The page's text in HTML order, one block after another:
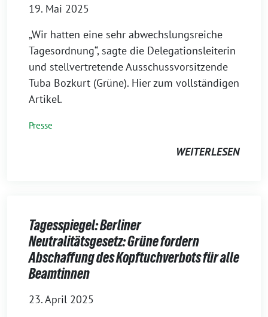
19. Mai 2025
„Wir hatten eine sehr abwechslungsreiche
Tagesordnung“, sagte die Delegationsleiterin
und stellvertretende Ausschussvorsitzende
Tuba Bozkurt (Grüne). Hier zum vollständigen
Artikel.
Presse
WEITERLESEN
Tagesspiegel: Berliner
Neutralitätsgesetz: Grüne fordern
Abschaffung des Kopftuchverbots für alle
Beamtinnen
23. April 2025